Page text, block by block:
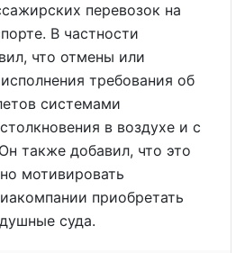
перевозок на
В частности
что отмены или
требования об
системами
в воздухе и с
также добавил, что это
мотивировать
приобретать
суда.